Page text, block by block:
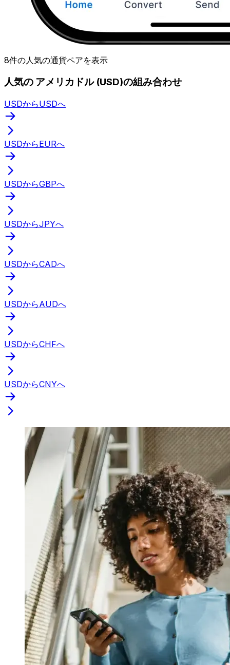
8件の人気の通貨ペアを表示
人気の アメリカドル (USD)の組み合わせ
USDからUSDへ
USDからEURへ
USDからGBPへ
USDからJPYへ
USDからCADへ
USDからAUDへ
USDからCHFへ
USDからCNYへ